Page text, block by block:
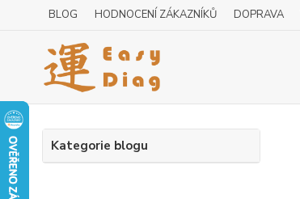
BLOG HODNOCENÍ ZÁKAZNÍKŮ DOPRAVA
Kategorie blogu